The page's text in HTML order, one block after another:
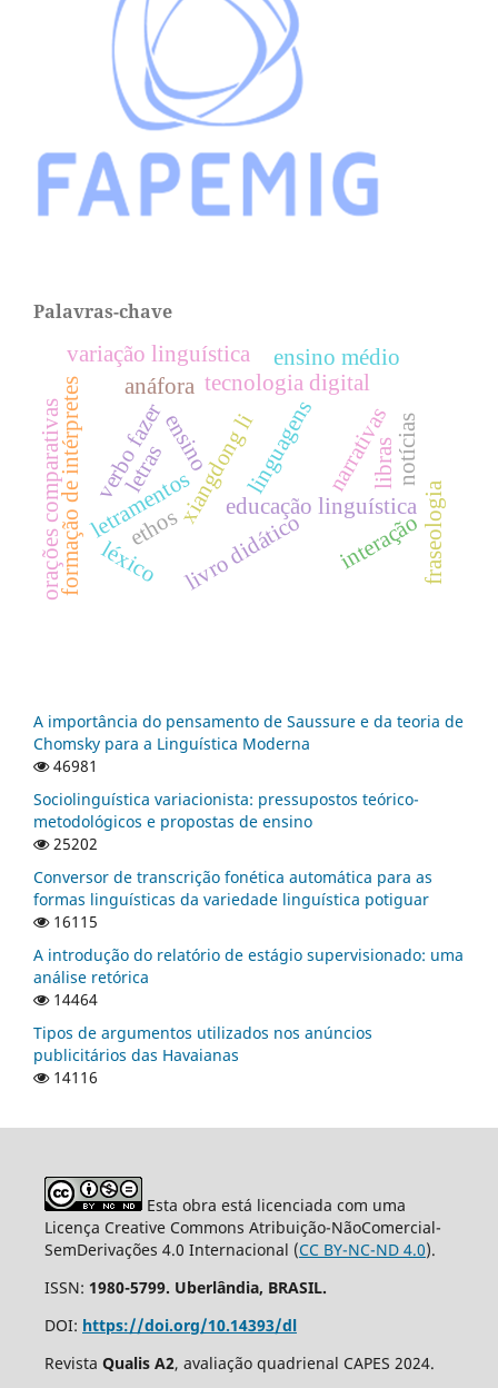
Palavras-chave
linguagens
letramentos
ensino
tecnologia digital
educação linguística
xiangdong li
formação de intérpretes narrativas
interação
verbo fazer
anáfora
orações comparativas
variação linguística
livro didático
ensino médio
ethos fraseologia
léxico
librasnotícias
letras
A importância do pensamento de Saussure e da teoria de
Chomsky para a Linguística Moderna
46981
Sociolinguística variacionista: pressupostos teórico-
metodológicos e propostas de ensino
25202
Conversor de transcrição fonética automática para as
formas linguísticas da variedade linguística potiguar
16115
A introdução do relatório de estágio supervisionado: uma
análise retórica
14464
Tipos de argumentos utilizados nos anúncios
publicitários das Havaianas
14116
Esta obra está licenciada com uma
Licença Creative Commons Atribuição-NãoComercial-
SemDerivações 4.0 Internacional (CC BY-NC-ND 4.0).
ISSN: 1980-5799. Uberlândia, BRASIL.
DOI: https://doi.org/10.14393/dl
Revista Qualis A2, avaliação quadrienal CAPES 2024.